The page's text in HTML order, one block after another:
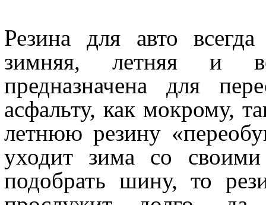
Резина для авто
зимняя, летняя и
предназначена для
асфальту, как мокрому,
летнюю резину
уходит зима со
подобрать шину, то